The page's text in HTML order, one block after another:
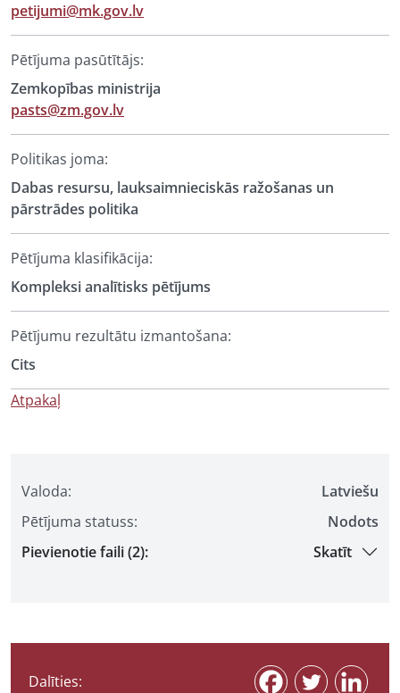
Valoda:
Latviešu
Pētījuma statuss:
Nodots
Pievienotie faili (2):
Skatīt
Dalīties:
petijumi@mk.gov.lv
Pētījuma pasūtītājs:
Zemkopības ministrija
pasts@zm.gov.lv
Politikas joma:
Dabas resursu, lauksaimnieciskās ražošanas un
pārstrādes politika
Pētījuma klasifikācija:
Kompleksi analītisks pētījums
Pētījumu rezultātu izmantošana:
Cits
Atpakaļ